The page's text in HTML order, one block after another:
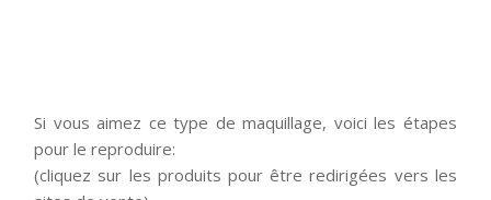
Si vous aimez ce type de maquillage, voici les étapes
pour le reproduire:
(cliquez sur les produits pour être redirigées vers les